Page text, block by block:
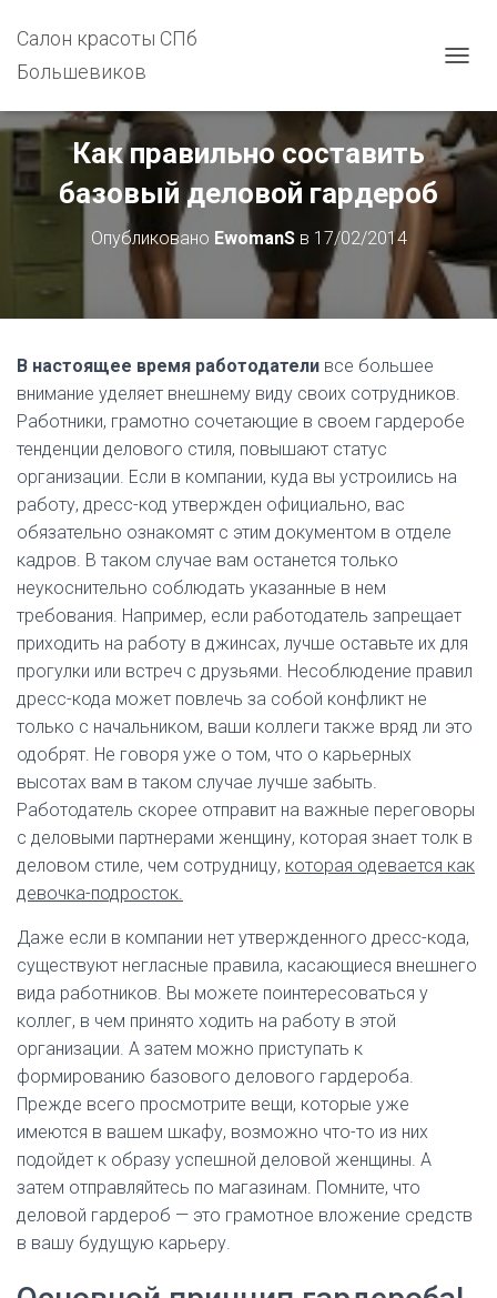
Салон красоты СПб
Большевиков
Р
Е
К
Т
Н
Ц
Как правильно составить
базовый деловой гардероб
Опубликовано EwomanSв 17/02/2014
В настоящее время работодатели все большее
внимание уделяет внешнему виду своих сотрудников.
Работники, грамотно сочетающие в своем гардеробе
тенденции делового стиля, повышают статус
организации. Если в компании, куда вы устроились на
работу, дресс-код утвержден официально, вас
обязательно ознакомят с этим документом в отделе
кадров. В таком случае вам останется только
неукоснительно соблюдать указанные в нем
требования. Например, если работодатель запрещает
приходить на работу в джинсах, лучше оставьте их для
прогулки или встреч с друзьями. Несоблюдение правил
дресс-кода может повлечь за собой конфликт не
только с начальником, ваши коллеги также вряд ли это
одобрят. Не говоря уже о том, что о карьерных
высотах вам в таком случае лучше забыть.
Работодатель скорее отправит на важные переговоры
с деловыми партнерами женщину, которая знает толк в
деловом стиле, чем сотрудницу, которая одевается как
девочка-подросток.
Даже если в компании нет утвержденного дресс-кода,
существуют негласные правила, касающиеся внешнего
вида работников. Вы можете поинтересоваться у
коллег, в чем принято ходить на работу в этой
организации. А затем можно приступать к
формированию базового делового гардероба.
Прежде всего просмотрите вещи, которые уже
имеются в вашем шкафу, возможно что-то из них
подойдет к образу успешной деловой женщины. А
затем отправляйтесь по магазинам. Помните, что
деловой гардероб — это грамотное вложение средств
в вашу будущую карьеру.